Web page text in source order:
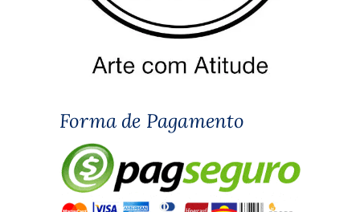
Forma de Pagamento